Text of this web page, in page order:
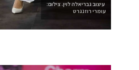
עיצוב גבריאלה לוין. צילום:
עומרי רוזנגרט